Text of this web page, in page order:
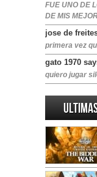
FUE UNO DE
DE MIS
jose de
primera vez
gato 1970
quiero jugar